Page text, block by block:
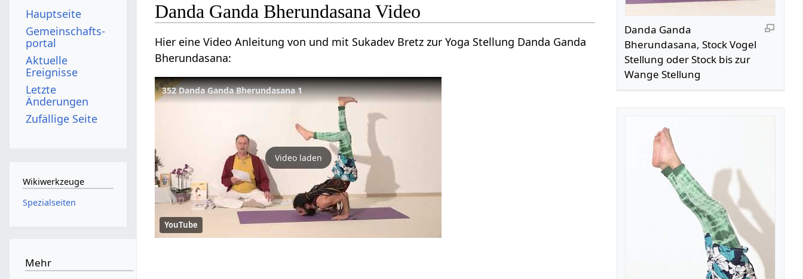
Danda Ganda
Bherundasana, Stock Vogel
Stellung oder Stock bis zur
Wange Stellung
Danda Ganda Bherundasana Video
Hier eine Video Anleitung von und mit Sukadev Bretz zur Yoga Stellung Danda Ganda
Bherundasana:
352 Danda Ganda Bherundasana 1
Video laden
YouTube
Hauptseite
Gemeinschafts­
portal
Aktuelle
Ereignisse
Letzte
Änderungen
Zufällige Seite
Wikiwerkzeuge
Spezialseiten
Mehr